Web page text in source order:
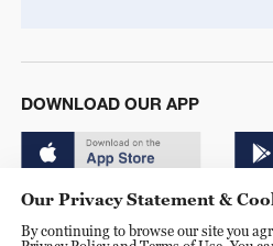
DOWNLOAD OUR APP
Our Privacy Statement &
By continuing to browse our site you